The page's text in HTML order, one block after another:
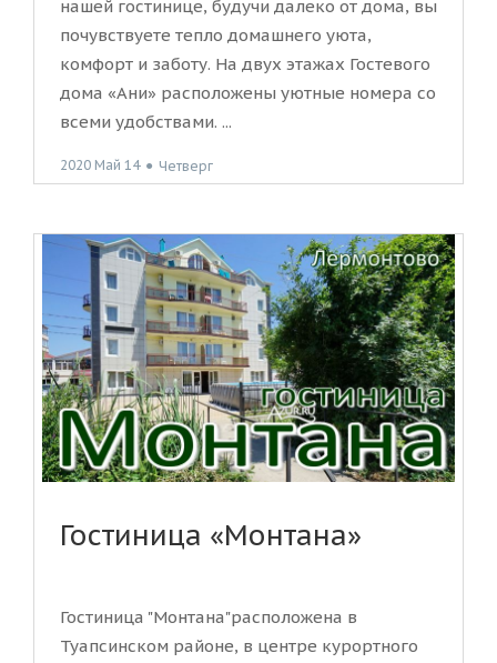
нашей гостинице, будучи далеко от дома, вы
почувствуете тепло домашнего уюта,
комфорт и заботу. На двух этажах Гостевого
дома «Ани» расположены уютные номера со
всеми удобствами. ...
2020 Май 14 ● Четверг
Гостиница «Монтана»
Гостиница "Монтана"расположена в
Туапсинском районе, в центре курортного